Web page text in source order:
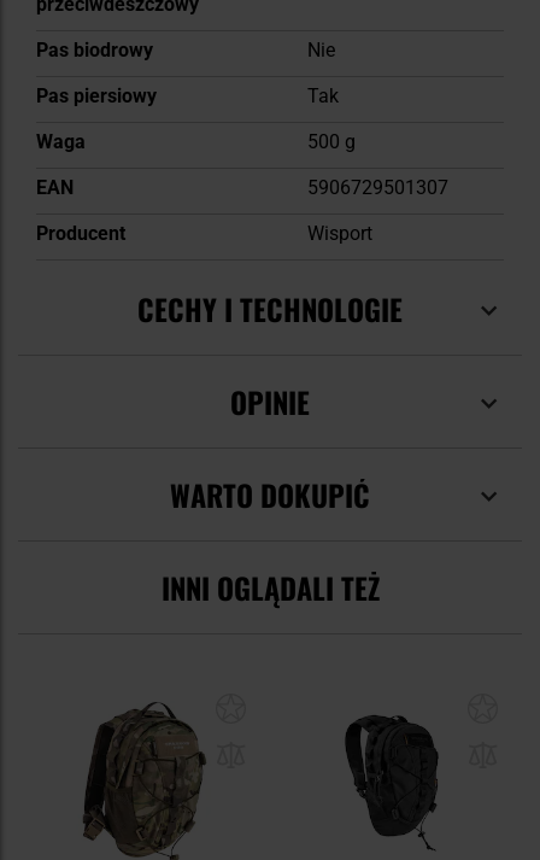
Pas biodrowy
Nie
Pas piersiowy
Tak
Waga
500 g
EAN
5906729501307
Producent
Wisport
CECHY I TECHNOLOGIE
OPINIE
WARTO DOKUPIĆ
INNI OGLĄDALI TEŻ